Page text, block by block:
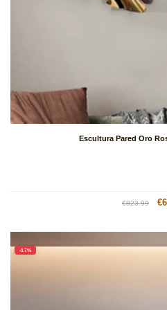
Escultura Pared Oro
Precio
€823.99
-17%